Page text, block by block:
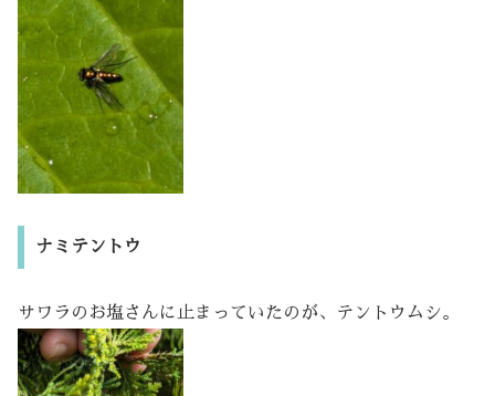
ナミテントウ
サワラのお塩さんに止まっていたのが、テントウムシ。